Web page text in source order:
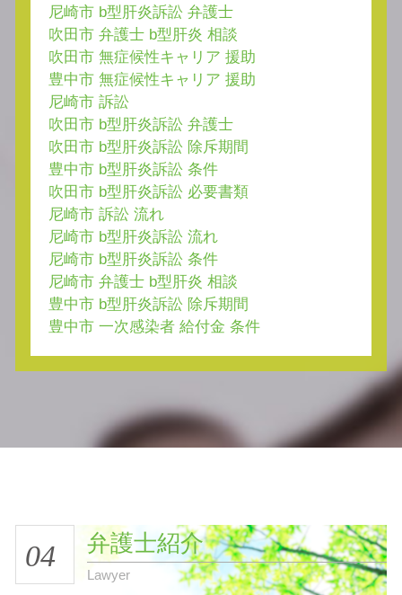
尼崎市 b型肝炎訴訟 弁護士
吹田市 弁護士 b型肝炎 相談
吹田市 無症候性キャリア 援助
豊中市 無症候性キャリア 援助
尼崎市 訴訟
吹田市 b型肝炎訴訟 弁護士
吹田市 b型肝炎訴訟 除斥期間
豊中市 b型肝炎訴訟 条件
吹田市 b型肝炎訴訟 必要書類
尼崎市 訴訟 流れ
尼崎市 b型肝炎訴訟 流れ
尼崎市 b型肝炎訴訟 条件
尼崎市 弁護士 b型肝炎 相談
豊中市 b型肝炎訴訟 除斥期間
豊中市 一次感染者 給付金 条件
04 弁護士紹介
Lawyer